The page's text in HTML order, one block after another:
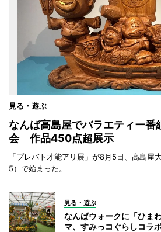
見る・遊ぶ
なんば高島屋でバラエティー番
会 作品450点超展示
「プレバト才能アリ展」が8月5日、高島屋
5）で始まった。
見る・遊ぶ
なんばウォークに「ひま
マ、すみっコぐらしコラ